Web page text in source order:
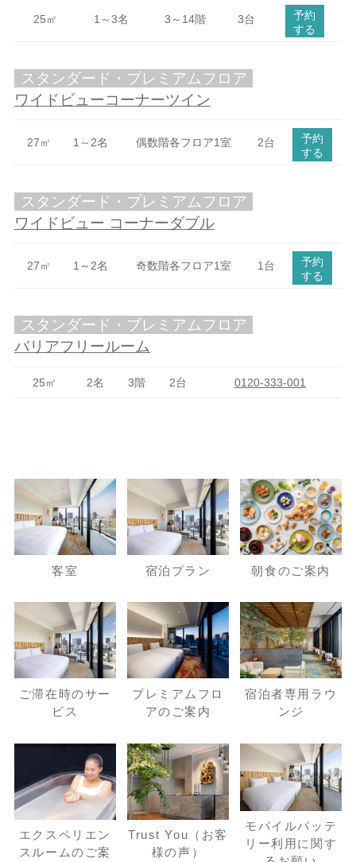
25㎡ 1～3名 3～14階 3台
予約
する
スタンダード・プレミアムフロア
ワイドビューコーナーツイン
27㎡ 1～2名 偶数階各フロア1室 2台
予約
する
スタンダード・プレミアムフロア
ワイドビュー コーナーダブル
27㎡ 1～2名 奇数階各フロア1室 1台
予約
する
スタンダード・プレミアムフロア
バリアフリールーム
25㎡ 2名 3階 2台 0120-333-001
客室 宿泊プラン 朝食のご案内
ご滞在時のサー
ビス
プレミアムフロ
アのご案内
宿泊者専用ラウ
ンジ
エクスペリエン
スルームのご案
Trust You（お客
様の声）
モバイルバッテ
リー利用に関す